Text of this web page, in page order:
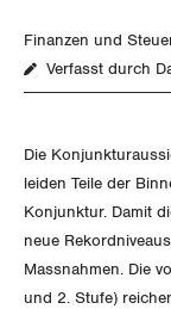
Flankierende
Finanzen
Verteilung
SOZIALPOLITIK
Finanzen und
Verfasst durch
Die
leiden Teile der
Konjunktur. Damit
neue
Massnahmen. Die
und 2. Stufe)